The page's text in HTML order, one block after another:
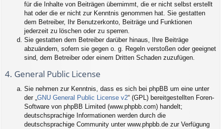
für die Inhalte von Beiträgen übernimmt, die er nicht selbst erstellt
hat oder die er nicht zur Kenntnis genommen hat. Sie gestatten
dem Betreiber, Ihr Benutzerkonto, Beiträge und Funktionen
jederzeit zu löschen oder zu sperren.
Sie gestatten dem Betreiber darüber hinaus, Ihre Beiträge
abzuändern, sofern sie gegen o. g. Regeln verstoßen oder geeignet
sind, dem Betreiber oder einem Dritten Schaden zuzufügen.
4. General Public License
Sie nehmen zur Kenntnis, dass es sich bei phpBB um eine unter
der „GNU General Public License v2“ (GPL) bereitgestellten Foren-
Software von phpBB Limited (www.phpbb.com) handelt;
deutschsprachige Informationen werden durch die
deutschsprachige Community unter www.phpbb.de zur Verfügung